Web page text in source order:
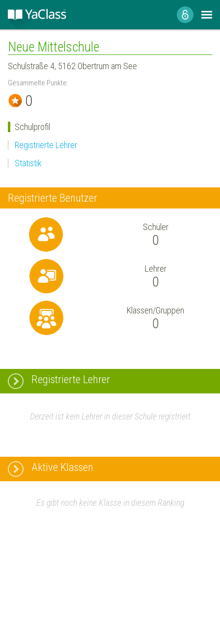
Neue Mittelschule
Schulstraße 4, 5162 Obertrum am See
Gesammelte Punkte:
0
Schulprofil
Registrierte Lehrer
Statistik
Registrierte Benutzer
Schüler
0
Lehrer
0
Klassen/Gruppen
0
Registrierte Lehrer
Derzeit ist kein Lehrer in dieser Schule registriert
Aktive Klassen
Es gibt noch keine Klasse in diesem Ranking